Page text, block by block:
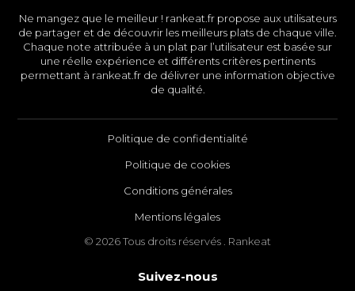
Ne mangez que le meilleur ! rankeat.fr propose aux utilisateurs
de partager et de découvrir les meilleurs plats de chaque ville.
Chaque note attribuée à un plat par l’utilisateur est basée sur
une réelle expérience et différents critères pertinents
permettant à rankeat.fr de délivrer une information objective
de qualité.
Politique de confidentialité
Politique de cookies
Conditions générales
Mentions légales
© 2026 Tous droits réservés . Rankeat
Suivez-nous